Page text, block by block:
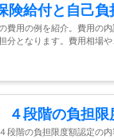
給付と自己負
費用の例を紹介。費用の
分となります。費用相場
段階の負担限
階の負担限度額認定の